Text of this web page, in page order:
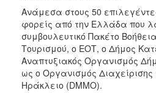
Ανάμεσα στους 50
φορείς από την Ελλάδα που
συμβουλευτικό Πακέτο
Τουρισμού, ο ΕΟΤ, ο Δήμος
Αναπτυξιακός Οργανισμός
ως ο Οργανισμός Διαχείρισης
Ηράκλειο (DMMO).